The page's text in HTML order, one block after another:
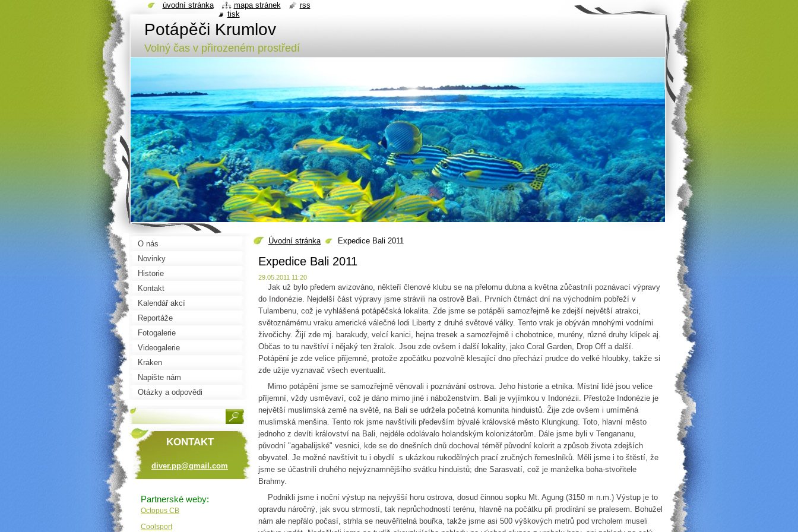
Potápěči Krumlov
Volný čas v přirozeném prostředí
Úvodní stránka Expedice Bali 2011
Expedice Bali 2011
29.05.2011 11:20
Jak už bylo předem avizováno, někteří členové klubu se na přelomu dubna a května zůčastnili poznávací výpravy
do Indonézie. Nejdelší část výpravy jsme strávili na ostrově Bali. Prvních čtrnáct dní na východním pobřeží v
Tulambenu, což je vyhlášená potápěčská lokalita. Zde jsme se potápěli samozřejmě ke zdejší největší atrakci,
světoznámému vraku americké válečné lodi Liberty z druhé světové války. Tento vrak je obýván mnohými vodními
živočichy. Žijí zde mj. barakudy, velcí kanici, hejna tresek a samozřejmě i chobotnice, murény, různé druhy klipek aj.
Občas to tu navštíví i nějaký ten žralok. Jsou zde ovšem i další lokality, jako Coral Garden, Drop Off a další.
Potápění je zde velice příjemné, protože zpočátku pozvolně klesající dno přechází prudce do velké hloubky, takže si
zde užije vyznavač všech eventualit.
Mimo potápění jsme se samozřejmě věnovali i poznávání ostrova. Jeho historie a etnika. Místní lidé jsou velice
příjemní, vždy usměvaví, což je dáno mimo jiné i náboženstvím. Bali je vyjímkou v Indonézii. Přestože Indonézie je
největší muslimská země na světě, na Bali se udržela početná komunita hinduistů. Žije zde ovšem i umírněná
muslimská menšina. Tento rok jsme navštívili především bývalé královské město Klungkung. Toto, hlavní město
jednoho z devíti království na Bali, nejdéle odolávalo holandským kolonizátorům. Dále jsme byli v Tengananu,
původní "agabalijské" vesnici, kde se do dnešních dnů dochoval téměř původní kolorit a způsob života zdejších
obyvatel. Je možné navštívit tu i obydlí s ukázkou rukodělných prací zručných řemeslníků. Měli jsme i to štěstí, že
jsme se účastnili druhého nejvýznamnějšího svátku hinduistů; dne Sarasvatí, což je manželka boha-stvořitele
Brahmy.
Podnikli jsme i noční výstup na nejvyšší horu ostrova, dosud činnou sopku Mt. Agung (3150 m n.m.) Výstup je to
opravdu náročný, jak svou strmostí, tak neprůchodností terénu, hlavně na počátku při prodírání se pralesem. Bohužel
nám ale nepřálo počasí, strhla se neuvěřitelná bouřka, takže jsme asi 500 výškových metrů pod vrcholem museli
O nás
Novinky
Historie
Kontakt
Kalendář akcí
Reportáže
Fotogalerie
Videogalerie
Kraken
Napište nám
Otázky a odpovědi
KONTAKT
diver.pp@gmail.com
Partnerské weby:
Octopus CB
Coolsport
úvodní stránka mapa stránek
rss
tisk